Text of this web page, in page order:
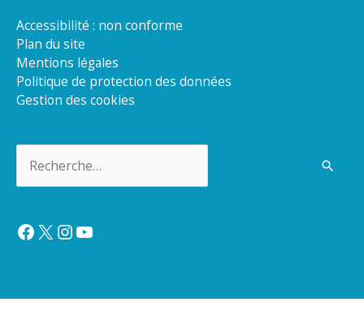
Accessibilité : non conforme
Plan du site
Mentions légales
Politique de protection des données
Gestion des cookies
Facebook
X Instagram
YouTube